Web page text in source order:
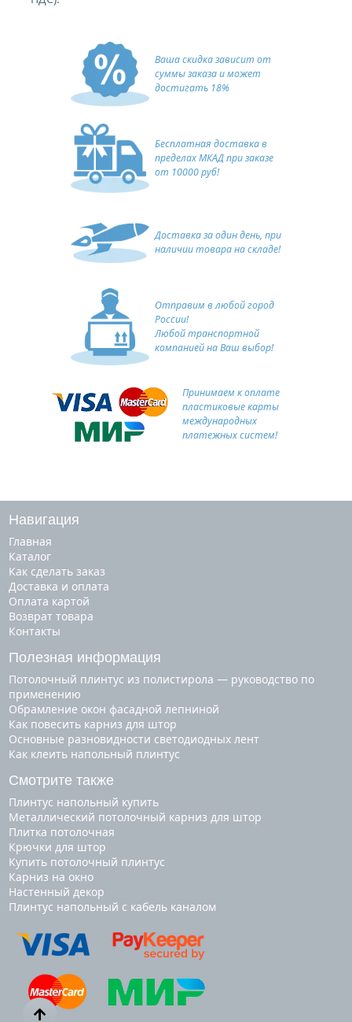
Ваша скидка зависит от
суммы заказа и может
достигать 18%
Бесплатная доставка в
пределах МКАД при заказе
от 10000 руб!
Доставка за один день, при
наличии товара на складе!
Отправим в любой город
России!
Любой транспортной
компанией на Ваш выбор!
Принимаем к оплате
пластиковые карты
международных
платежных систем!
Навигация
Главная
Каталог
Как сделать заказ
Доставка и оплата
Оплата картой
Возврат товара
Контакты
Полезная информация
Потолочный плинтус из полистирола — руководство по
применению
Обрамление окон фасадной лепниной
Как повесить карниз для штор
Основные разновидности светодиодных лент
Как клеить напольный плинтус
Смотрите также
плинтус напольный купить
металлический потолочный карниз для штор
плитка потолочная
крючки для штор
купить потолочный плинтус
карниз на окно
настенный декор
плинтус напольный с кабель каналом